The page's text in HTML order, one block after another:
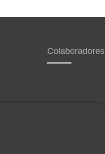
Colaboradores